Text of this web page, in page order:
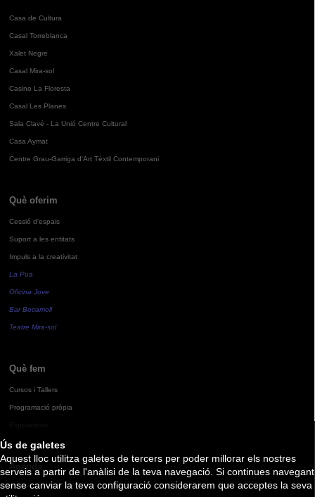
Ús de galetes
Aquest lloc utilitza galetes de tercers per poder millorar els nostres
serveis a partir de l'anàlisi de la teva navegació. Si continues navegant
sense canviar la teva configuració considerarem que acceptes la seva
Casa de Cultura
Casal Torreblanca
Xalet Negre
Casal Mira-sol
Casino La Floresta
Casal Les Planes
Sala Clavé - La Unió Centre Cultural
Casa Aymat
Centre Grau-Garriga d'Art Tèxtil Contemporani
Què oferim
Cessió d'espais
Suport a les entitats
Impuls a la creativitat
La Pua
Oficina Jove
Bar Bocamoll
Teatre Mira-sol
Què fem
Cursos i Tallers
Programació pròpia
Agenda